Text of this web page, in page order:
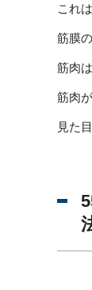
これ
筋膜
筋肉
筋肉
見た